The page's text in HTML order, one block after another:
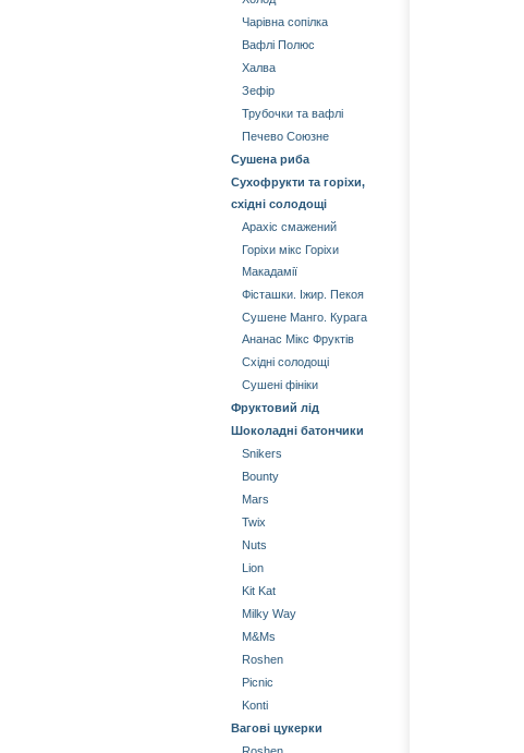
Чарівна сопілка
Вафлі Полюс
Халва
Зефір
Трубочки та вафлі
Печево Союзне
Сушена риба
Сухофрукти та горіхи,
східні солодощі
Арахіс смажений
Горіхи мікс Горіхи
Mакадамії
Фісташки. Іжир. Пекоя
Сушене Манго. Курага
Aнанас Мікс Фруктів
Східні солодощі
Сушені фініки
Фруктовий лід
Шоколадні батончики
Snikers
Bounty
Mars
Twix
Nuts
Lion
Kit Kat
Milky Way
М&Мs
Roshen
Picnic
Konti
Вагові цукерки